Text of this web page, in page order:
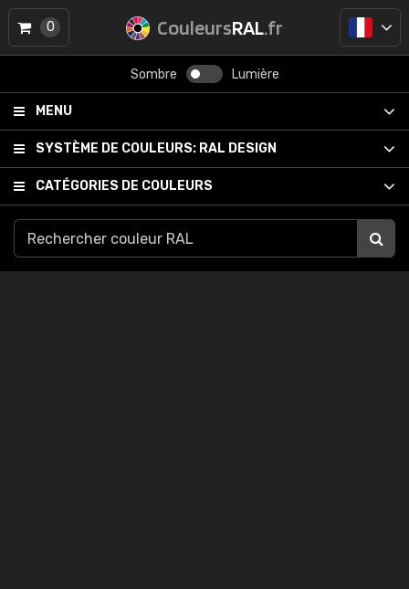
CouleursRAL.fr
Sombre Lumière
MENU
SYSTÈME DE COULEURS: RAL DESIGN
CATÉGORIES DE COULEURS
0